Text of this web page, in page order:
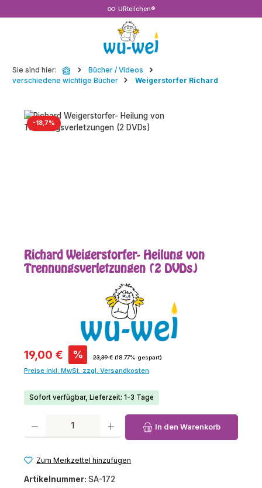
URteilchen®
Sie sind hier:
Bücher / Videos
verschiedene wichtige Bücher
Weigerstorfer Richard
Bildergalerie überspringen
-18,7% Rabatt
Richard Weigerstorfer- Heilung von
Trennungsverletzungen (2 DVDs)
Verkaufspreis:
19,00 € % Regulärer Preis:
23,39 € (18.77% gespart)
Preise inkl. MwSt. zzgl. Versandkosten
Sofort verfügbar, Lieferzeit: 1-3 Tage
Produkt Anzahl: Gib den gewünschten Wert ein oder benutze die
In den Warenkorb
Zum Merkzettel hinzufügen
Artikelnummer: SA-172